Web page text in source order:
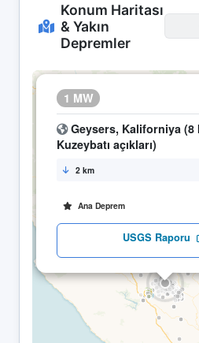
Konum Haritası
& Yakın
Depremler
1 MW
Geysers, Kaliforniya (8
Kuzeybatı açıkları)
2 km
Ana Deprem
USGS Raporu